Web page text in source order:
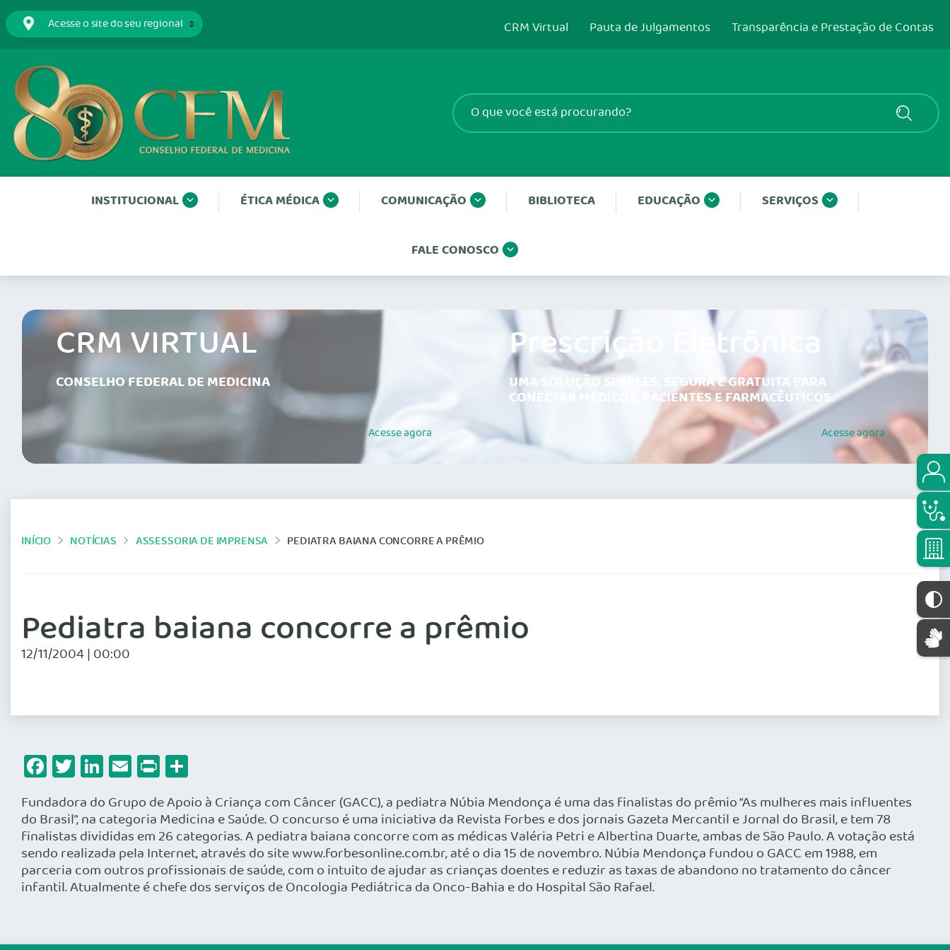
CRM Virtual Pauta de Julgamentos Transparência e Prestação de Contas
INSTITUCIONAL ÉTICA MÉDICA COMUNICAÇÃO BIBLIOTECA EDUCAÇÃO SERVIÇOS
FALE CONOSCO
CRM VIRTUAL
CONSELHO FEDERAL DE MEDICINA
Acesseagora
Prescrição Eletrônica
UMA SOLUÇÃO SIMPLES, SEGURA E GRATUITA PARA
CONECTAR MÉDICOS, PACIENTES E FARMACÊUTICOS.
Acesseagora
INÍCIO NOTÍCIAS ASSESSORIA DE IMPRENSA PEDIATRA BAIANA CONCORRE A PRÊMIO
Pediatra baiana concorre a prêmio
12/11/2004 | 00:00
Facebook
Twitter
LinkedIn
Email
Print
Fundadora do Grupo de Apoio à Criança com Câncer (GACC), a pediatra Núbia Mendonça é uma das finalistas do prêmio “As mulheres mais influentes
do Brasil”, na categoria Medicina e Saúde. O concurso é uma iniciativa da Revista Forbes e dos jornais Gazeta Mercantil e Jornal do Brasil, e tem 78
finalistas divididas em 26 categorias. A pediatra baiana concorre com as médicas Valéria Petri e Albertina Duarte, ambas de São Paulo. A votação está
sendo realizada pela Internet, através do site www.forbesonline.com.br, até o dia 15 de novembro. Núbia Mendonça fundou o GACC em 1988, em
parceria com outros profissionais de saúde, com o intuito de ajudar as crianças doentes e reduzir as taxas de abandono no tratamento do câncer
infantil. Atualmente é chefe dos serviços de Oncologia Pediátrica da Onco-Bahia e do Hospital São Rafael.